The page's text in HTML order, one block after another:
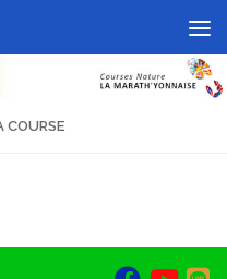
COURSE